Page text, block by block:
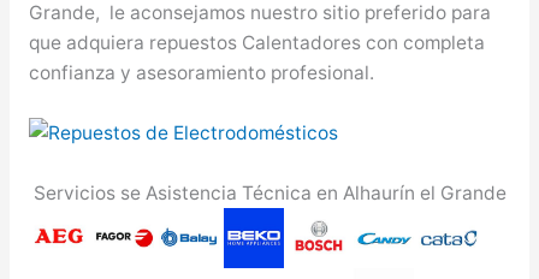
Grande, le aconsejamos nuestro sitio preferido para
que adquiera repuestos Calentadores con completa
confianza y asesoramiento profesional.
Servicios se Asistencia Técnica en Alhaurín el Grande